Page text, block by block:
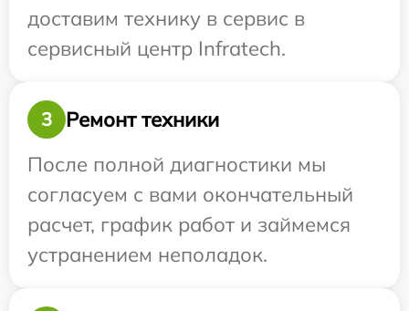
доставим технику в сервис в
сервисный центр Infratech.
3
Ремонт техники
После полной диагностики мы
согласуем с вами окончательный
расчет, график работ и займемся
устранением неполадок.